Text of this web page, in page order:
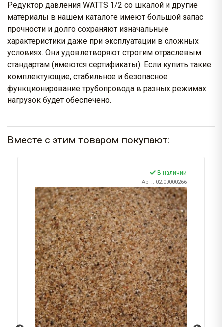
Редуктор давления WATTS 1/2 со шкалой и другие
материалы в нашем каталоге имеют большой запас
прочности и долго сохраняют изначальные
характеристики даже при эксплуатации в сложных
условиях. Они удовлетворяют строгим отраслевым
стандартам (имеются сертификаты). Если купить такие
комплектующие, стабильное и безопасное
функционирование трубопровода в разных режимах
нагрузок будет обеспечено.
Вместе с этим товаром покупают:
В наличии
Арт.: 02.00000266